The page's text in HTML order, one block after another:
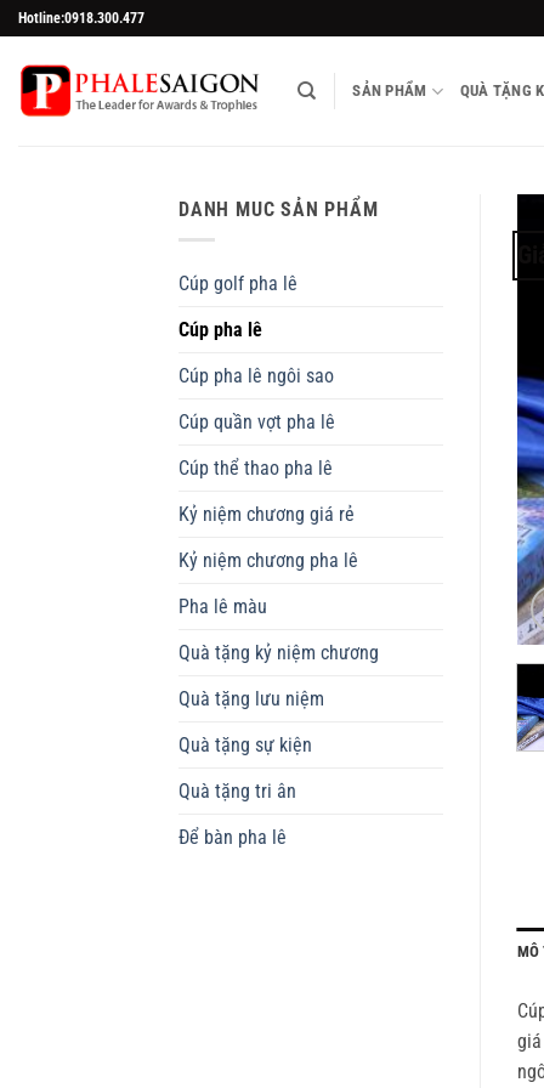
Skip
to
content
Hotline:0918.300.477
SẢN PHẨM QUÀ TẶNG
DANH MUC SẢN PHẨM
Cúp golf pha lê
Cúp pha lê
Cúp pha lê ngôi sao
Cúp quần vợt pha lê
Cúp thể thao pha lê
Kỷ niệm chương giá rẻ
Kỷ niệm chương pha lê
Pha lê màu
Quà tặng kỷ niệm chương
Quà tặng lưu niệm
Quà tặng sự kiện
Quà tặng tri ân
Để bàn pha lê
MÔ